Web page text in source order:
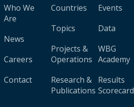
Who We
Are
News
Careers
Contact
Countries
Topics
Projects &
Operations
Research &
Publications
Events
Data
WBG
Academy
Results
Scorecard